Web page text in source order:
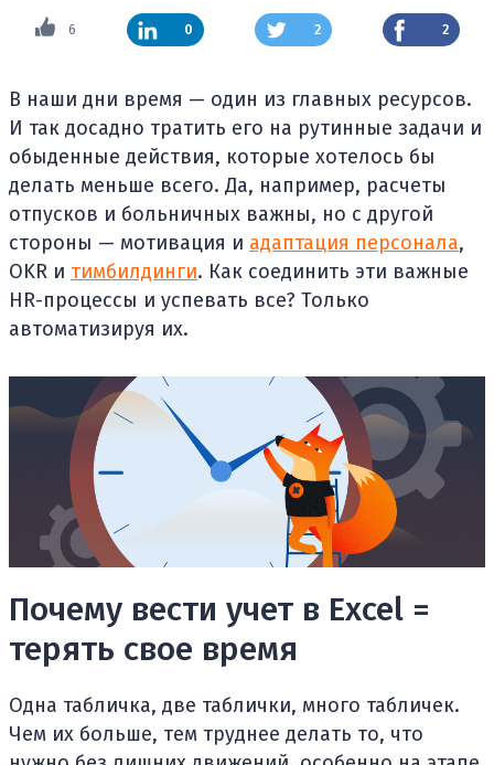
6 0 2 2
В наши дни время — один из главных ресурсов.
И так досадно тратить его на рутинные задачи и
обыденные действия, которые хотелось бы
делать меньше всего. Да, например, расчеты
отпусков и больничных важны, но с другой
стороны — мотивация и адаптация персонала,
OKR и тимбилдинги. Как соединить эти важные
HR-процессы и успевать все? Только
автоматизируя их.
Почему вести учет в Excel =
терять свое время
Одна табличка, две таблички, много табличек.
Чем их больше, тем труднее делать то, что